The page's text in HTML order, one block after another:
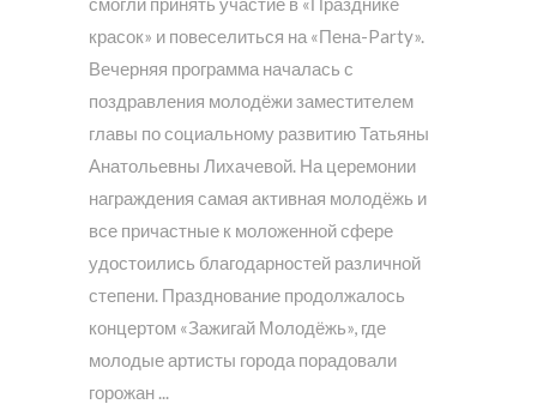
красок» и повеселиться на «Пена-Party».
Вечерняя программа началась с
поздравления молодёжи заместителем
главы по социальному развитию Татьяны
Анатольевны Лихачевой. На церемонии
награждения самая активная молодёжь и
все причастные к моложенной сфере
удостоились благодарностей различной
степени. Празднование продолжалось
концертом «Зажигай Молодёжь», где
молодые артисты города порадовали
горожан